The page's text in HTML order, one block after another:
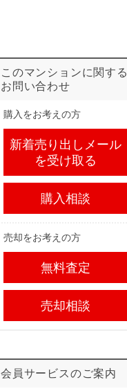
このマンションに関する
お問い合わせ
購入をお考えの方
新着売り出しメール
を受け取る
購入相談
売却をお考えの方
無料査定
売却相談
会員サービスのご案内